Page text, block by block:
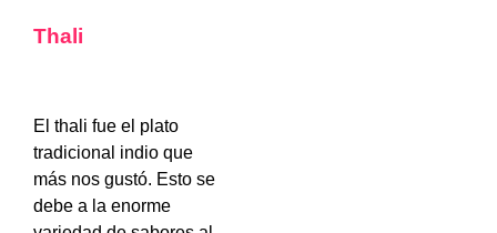
Thali
El thali fue el plato
tradicional indio que
más nos gustó. Esto se
debe a la enorme